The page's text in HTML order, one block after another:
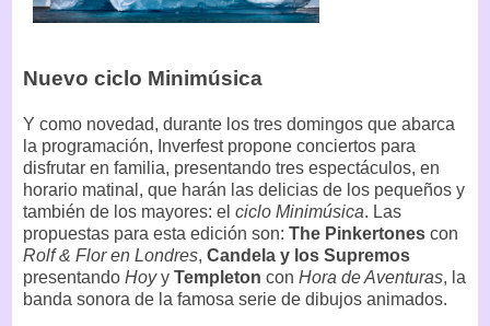
Nuevo ciclo Minimúsica
Y como novedad, durante los tres domingos que abarca
la programación, Inverfest propone conciertos para
disfrutar en familia, presentando tres espectáculos, en
horario matinal, que harán las delicias de los pequeños y
también de los mayores: el ciclo Minimúsica. Las
propuestas para esta edición son: The Pinkertones con
Rolf & Flor en Londres, Candela y los Supremos
presentando Hoyy Templeton con Hora de Aventuras, la
banda sonora de la famosa serie de dibujos animados.